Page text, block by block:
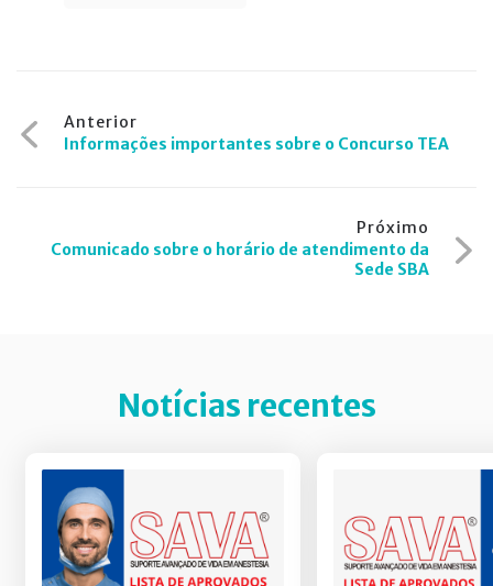
Navegação
de
Anterior
Informações importantes sobre o Concurso TEA
Próximo
Comunicado sobre o horário de atendimento da
Sede SBA
Notícias recentes